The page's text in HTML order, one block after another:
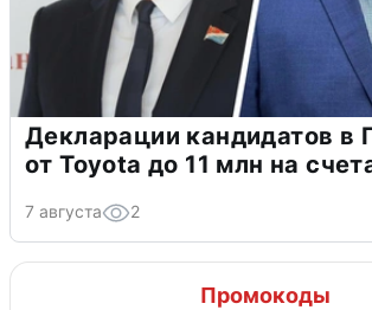
Декларации кандидатов в
от Toyota до 11 млн на
7 августа 2
Промокоды